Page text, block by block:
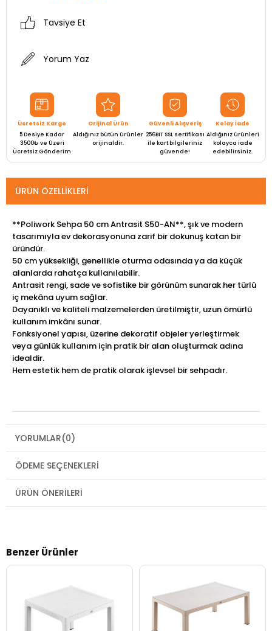
Tavsiye Et
Yorum Yaz
Ücretsiz Kargo
5 Desiye Kadar
3500₺ ve Üzeri
Ücretsiz Gönderim
Orijinal Ürün
Aldığınız bütün ürünler
orijinaldir.
Güvenli Alışveriş
256BIT SSL sertifikası
ile kart bilgileriniz
güvende!
Kolay İade
Aldığınız ürünleri
kolayca iade
edebilirsiniz.
ÜRÜN ÖZELLIKLERI
**Poliwork Sehpa 50 cm Antrasit S50-AN**, şık ve modern
tasarımıyla ev dekorasyonuna zarif bir dokunuş katan bir
üründür.
50 cm yüksekliği, genellikle oturma odasında ya da küçük
alanlarda rahatça kullanılabilir.
Antrasit rengi, sade ve sofistike bir görünüm sunarak her türlü
iç mekâna uyum sağlar.
Dayanıklı ve kaliteli malzemelerden üretilmiştir, uzun ömürlü
kullanım imkânı sunar.
Fonksiyonel yapısı, üzerine dekoratif objeler yerleştirmek
veya günlük kullanım için pratik bir alan oluşturmak adına
idealdir.
Hem estetik hem de pratik olarak işlevsel bir sehpadır.
YORUMLAR(0)
ÖDEME SEÇENEKLERI
ÜRÜN ÖNERILERI
Benzer Ürünler